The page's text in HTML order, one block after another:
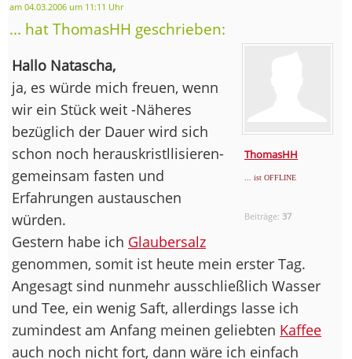
am 04.03.2006 um 11:11 Uhr
... hat ThomasHH geschrieben:
ThomasHH
... ist OFFLINE
Beiträge:37
Hallo Natascha,
ja, es würde mich freuen, wenn
wir ein Stück weit -Näheres
bezüglich der Dauer wird sich
schon noch herauskristllisieren-
gemeinsam fasten und
Erfahrungen austauschen
würden.
Gestern habe ich Glaubersalz
genommen, somit ist heute mein erster Tag.
Angesagt sind nunmehr ausschließlich Wasser
und Tee, ein wenig Saft, allerdings lasse ich
zumindest am Anfang meinen geliebten Kaffee
auch noch nicht fort, dann wäre ich einfach